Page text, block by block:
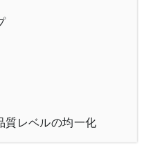
質レベルの均一化